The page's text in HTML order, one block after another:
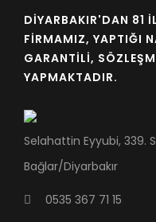
DIYARBAKIR'DAN 81
FIRMAMIZ, YAPTIĞI
GARANTILI,
YAPMAKTADIR.
Selahattin Eyyubi, 339.
Bağlar/Diyarbakır
0535 367 71 15